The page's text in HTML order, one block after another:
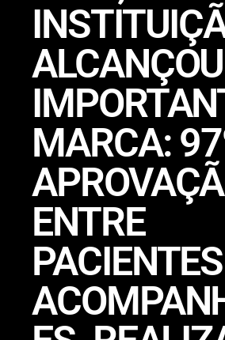
MARCA:
ENTRE